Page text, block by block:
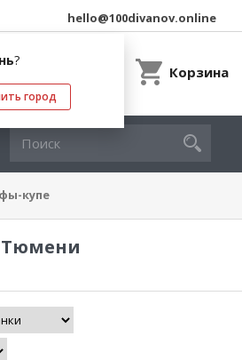
?
город
hello@100divanov.online
Корзина
купе